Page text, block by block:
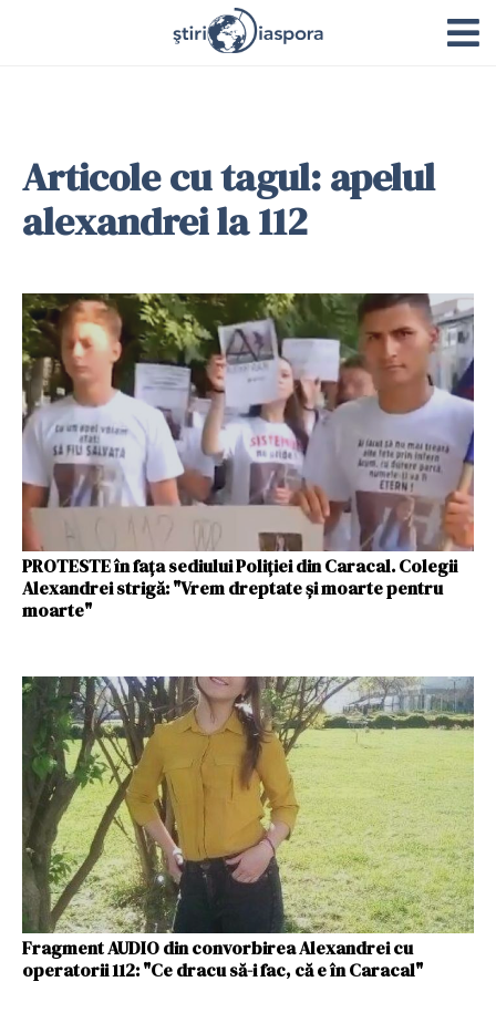
Articole cu tagul: apelul
alexandrei la 112
PROTESTE în faţa sediului Poliţiei din Caracal. Colegii
Alexandrei strigă: "Vrem dreptate și moarte pentru
moarte"
Fragment AUDIO din convorbirea Alexandrei cu
operatorii 112: "Ce dracu să-i fac, că e în Caracal"